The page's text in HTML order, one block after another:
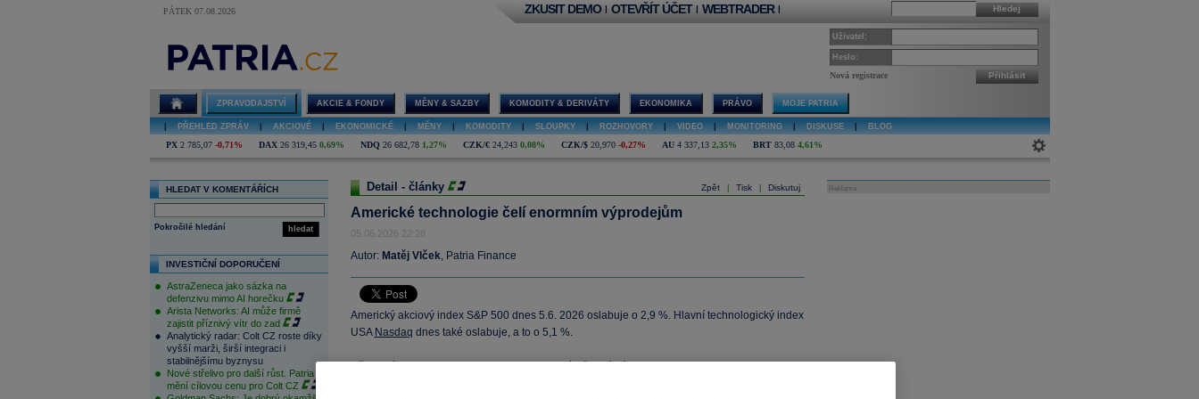
PÁTEK 07.08.2026 Hledej
ZKUSIT DEMO | OTEVŘÍT ÚČET | WEBTRADER |
Uživatel:
Heslo:
Nová registrace Přihlásit
ZPRAVODAJSTVÍ AKCIE & FONDY MĚNY & SAZBY KOMODITY & DERIVÁTY EKONOMIKA PRÁVO MOJE PATRIA
PŘEHLED ZPRÁV AKCIOVÉ EKONOMICKÉ MĚNY KOMODITY SLOUPKY ROZHOVORY VIDEO MONITORING DISKUSE BLOG
PX 2 785,07 -0,71% DAX 26 319,45 0,69% NDQ 26 682,78 1,27% CZK/€ 24,243 0,08% CZK/$ 20,970 -0,27% AU 4 337,13 2,35% BRT 83,08 4,61%
HLEDAT V KOMENTÁŘÍCH
hledat
Pokročilé hledání
INVESTIČNÍ DOPORUČENÍ
AstraZeneca jako sázka na
defenzivu mimo AI horečku
Arista Networks: AI může firmě
zajistit příznivý vítr do zad
Analytický radar: Colt CZ roste díky
vyšší marži, širší integraci i
stabilnějšímu byznysu
Nové střelivo pro další růst. Patria
mění cílovou cenu pro Colt CZ
Zpět Tisk Diskutuj
Detail - články
Americké technologie čelí enormním výprodejům
05.06.2026 22:28
Autor: Matěj Vlček, Patria Finance
Americký akciový index S&P 500 dnes 5.6. 2026 oslabuje o 2,9 %. Hlavní technologický index
USA Nasdaq dnes také oslabuje, a to o 5,1 %.
Reklama